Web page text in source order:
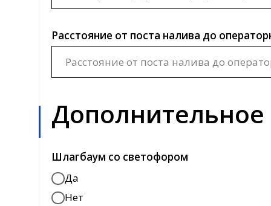
Да
Нет
Да
Нет
Система пожаротушения
Да
Нет